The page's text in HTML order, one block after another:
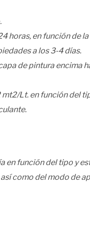
horas, en función de
a los 3-4 días.
de pintura encima
Lt. en función del
en función del tipo y
como del modo de